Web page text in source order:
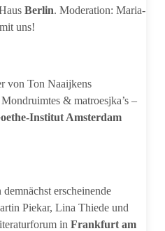
Berlin. Moderation: Maria-
uns!
von Ton Naaijkens
& matroesjka’s –
Institut Amsterdam
erscheinende
Piekar, Lina Thiede und
inFrankfurt am